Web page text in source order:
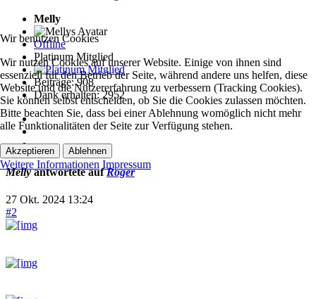
Melly
Offline
Platinum Mitglied
Beiträge: 908
Dank erhalten: 2952
Mellyantwortete aufRoger
27 Okt. 2024 13:24
#2
Wir benutzen Cookies
Wir nutzen Cookies auf unserer Website. Einige von ihnen sind
essenziell für den Betrieb der Seite, während andere uns helfen, diese
Website und die Nutzererfahrung zu verbessern (Tracking Cookies).
Sie können selbst entscheiden, ob Sie die Cookies zulassen möchten.
Bitte beachten Sie, dass bei einer Ablehnung womöglich nicht mehr
alle Funktionalitäten der Seite zur Verfügung stehen.
Akzeptieren Ablehnen
Weitere Informationen Impressum